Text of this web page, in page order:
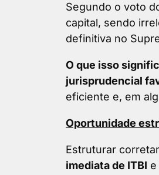
Segundo o voto
capital, sendo
definitiva no
O que isso
jurisprudencial
eficiente e, em
Oportunidade
Estruturar
imediata de ITBI